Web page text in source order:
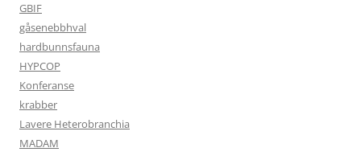
GBIF
gåsenebbhval
hardbunnsfauna
HYPCOP
Konferanse
krabber
Lavere Heterobranchia
MADAM